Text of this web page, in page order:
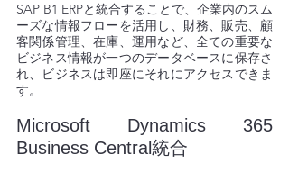
SAP B1 ERPと統合することで、企業内のスム
ーズな情報フローを活用し、財務、販売、顧
客関係管理、在庫、運用など、全ての重要な
ビジネス情報が一つのデータベースに保存さ
れ、ビジネスは即座にそれにアクセスできま
す。
Microsoft Dynamics 365
Business Central統合